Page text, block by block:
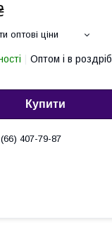
оптові ціни
Оптом і в роздріб
Купити
407-79-87